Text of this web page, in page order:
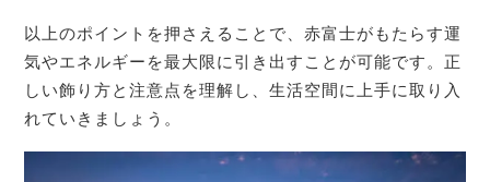
以上のポイントを押さえることで、赤富士がもたらす運
気やエネルギーを最大限に引き出すことが可能です。正
しい飾り方と注意点を理解し、生活空間に上手に取り入
れていきましょう。